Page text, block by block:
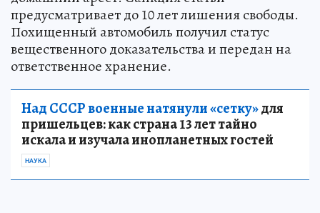
предусматривает до 10 лет лишения свободы.
Похищенный автомобиль получил статус
вещественного доказательства и передан на
ответственное хранение.
Над СССР военные натянули «сетку»для
пришельцев: как страна 13 лет тайно
искала и изучала инопланетных гостей
НАУКА